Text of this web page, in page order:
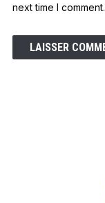
next time I comment.